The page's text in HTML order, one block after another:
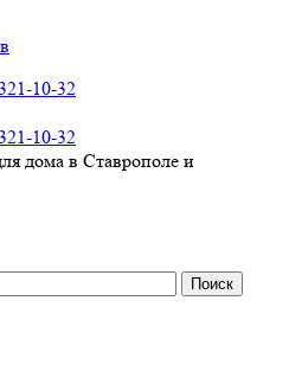
10-32
10-32
дома в Ставрополе и
Поиск